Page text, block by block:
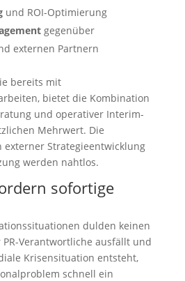
und ROI-Optimierung
gegenüber
externen Partnern
bereits mit
bietet die Kombination
und operativer Interim-
Mehrwert. Die
externer Strategieentwicklung
werden nahtlos.
sofortige
dulden keinen
Verantwortliche ausfällt und
Krisensituation entsteht,
schnell ein